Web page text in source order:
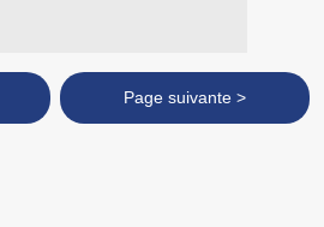
Page suivante >